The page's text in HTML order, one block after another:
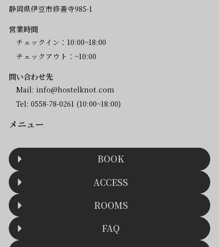
静岡県伊豆市修善寺985-1
営業時間
チェックイン：10:00~18:00
チェックアウト：~10:00
問い合わせ先
Mail: info@hostelknot.com
Tel: 0558-78-0261 (10:00~18:00)
メニュー
BOOK
ACCESS
ROOMS
FAQ